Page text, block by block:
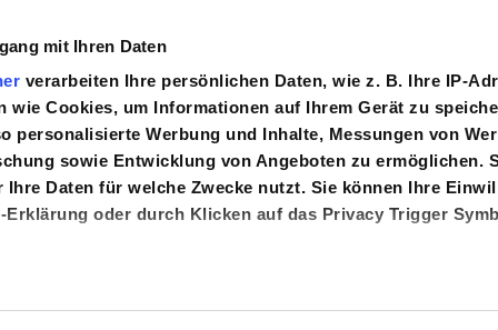
mit Ihren Daten
verarbeiten Ihre persönlichen Daten, wie z. B. Ihre IP-
wie Cookies, um Informationen auf Ihrem Gerät zu
personalisierte Werbung und Inhalte, Messungen von
sowie Entwicklung von Angeboten zu ermöglichen.
Ihre Daten für welche Zwecke nutzt. Sie können Ihre
Erklärung oder durch Klicken auf das Privacy Trigger
HOME LEISTUNGEN ÜBER UNS